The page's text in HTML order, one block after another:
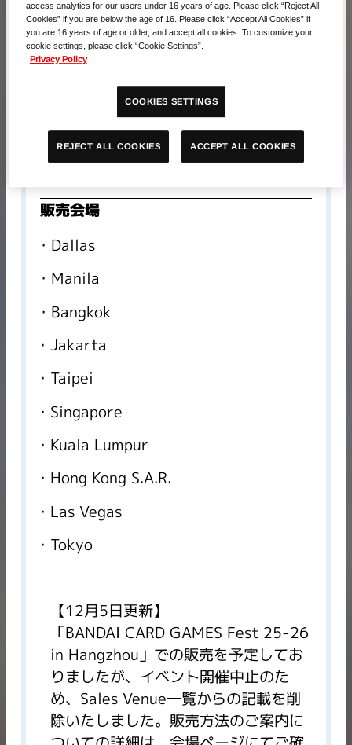
990円(税込)
内容
販売会場
Dallas
Manila
Bangkok
Jakarta
Taipei
Singapore
Kuala Lumpur
Hong Kong S.A.R.
Las Vegas
Tokyo
【12月5日更新】
「BANDAI CARD GAMES Fest 25-26
in Hangzhou」での販売を予定してお
りましたが、イベント開催中止のた
め、Sales Venue一覧からの記載を削
除いたしました。販売方法のご案内に
access analytics for our users under 16 years of age. Please click “Reject All
Cookies” if you are below the age of 16. Please click “Accept All Cookies” if
you are 16 years of age or older, and accept all cookies. To customize your
cookie settings, please click “Cookie Settings”.
Privacy Policy
COOKIES SETTINGS
REJECT ALL COOKIES ACCEPT ALL COOKIES